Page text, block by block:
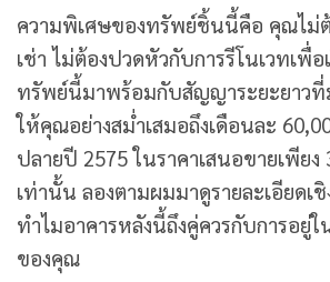
ความพิเศษของทรัพย์ชิ้นนี้คือ คุณไม่ต้
เช่า ไม่ต้องปวดหัวกับการรีโนเวทเพื่
ทรัพย์นี้มาพร้อมกับสัญญาระยะยาว
ให้คุณอย่างสม่ำเสมอถึงเดือนละ
ปลายปี 2575 ในราคาเสนอขายเพีย
เท่านั้น ลองตามผมมาดูรายละเอียดเ
ทำไมอาคารหลังนี้ถึงคู่ควรกับการอยู่
ของคุณ